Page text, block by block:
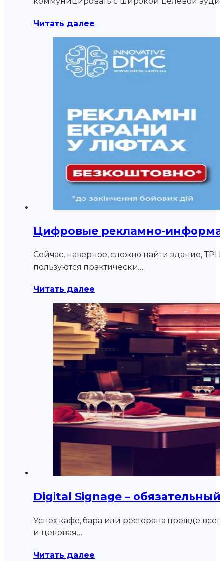
Читать далее
Цифровые рекламно-
Сейчас, наверное, сложно найти здание,
пользуются практически…
Читать далее
Digital Signage –
Успех кафе, бара или ресторана прежде
и ценовая…
Читать далее